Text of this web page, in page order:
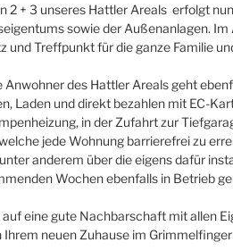
2 + 3 unseres Hattler Areals erfolgt
sowie der Außenanlagen.
und Treffpunkt für die ganze Familie
Anwohner des Hattler Areals geht
Laden und direkt bezahlen mit EC-
in der Zufahrt zur
jede Wohnung barrierefrei zu
anderem über die eigens dafür
Wochen ebenfalls in Betrieb
eine gute Nachbarschaft mit allen
neuen Zuhause im Grimmelfinger